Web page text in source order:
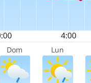
Dom Lun